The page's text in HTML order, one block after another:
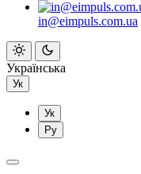
in@eimpuls.com.ua
Українська
Ук
Ук
Ру